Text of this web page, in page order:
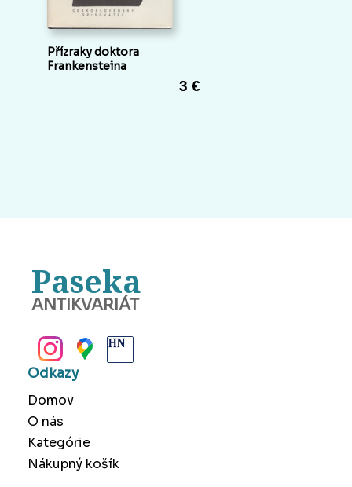
Přízraky doktora
Frankensteina
3 €
Paseka
ANTIKVARIÁT
Odkazy
Domov
O nás
Kategórie
Nákupný košík